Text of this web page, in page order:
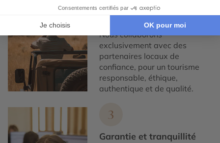
Engagement local et
Nous collaborons
exclusivement avec des
partenaires locaux de
confiance, pour un tourisme
responsable, éthique,
authentique et de qualité.
3
Garantie et tranquillité